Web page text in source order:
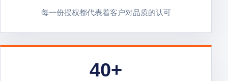
每一份授权都代表着客户对品质的认可
40+